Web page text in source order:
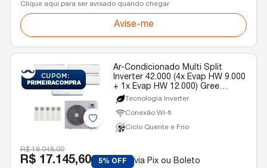
Clique aqui para ser avisado quando chegar
Avise-me
Ar-Condicionado Multi Split
Inverter 42.000 (4x Evap HW 9.000
+ 1x Evap HW 12.000) Gree
Quente/Frio R-32 220v
Tecnologia Inverter
Conexão Wi-fi
Ciclo Quente e Frio
R$ 18.048,00
R$ 17.145,60 5% OFF via Pix ou Boleto